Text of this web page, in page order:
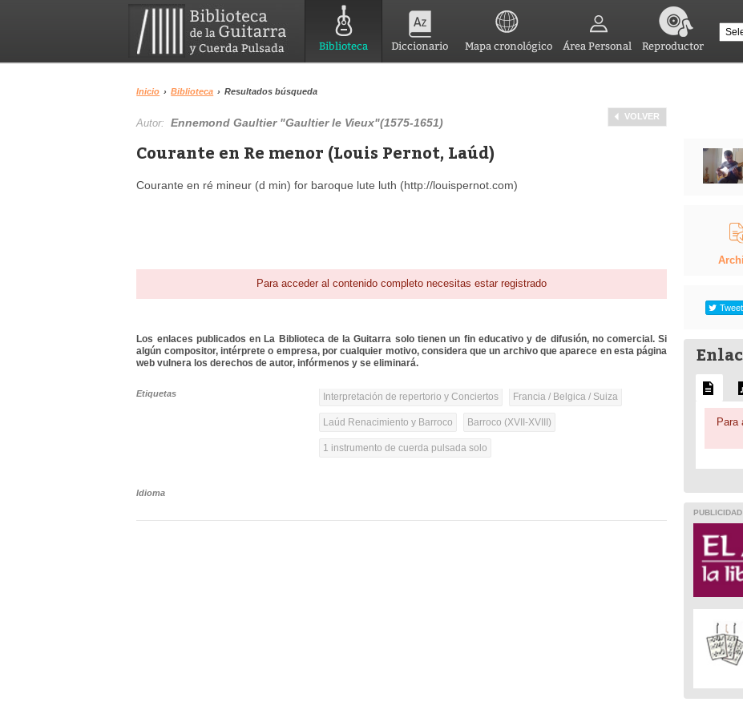
Biblioteca Diccionario Mapa cronológico Área Personal Reproductor
Inicio › Biblioteca › Resultados búsqueda
VOLVER
Autor:Ennemond Gaultier "Gaultier le Vieux"(1575-1651)
Courante en Re menor (Louis Pernot, Laúd)
Courante en ré mineur (d min) for baroque lute luth (http://louispernot.com)
Para acceder al contenido completo necesitas estar registrado
Los enlaces publicados en La Biblioteca de la Guitarra solo tienen un fin educativo y de difusión, no comercial. Si
algún compositor, intérprete o empresa, por cualquier motivo, considera que un archivo que aparece en esta página
web vulnera los derechos de autor, infórmenos y se eliminará.
Etiquetas Interpretación de repertorio y Conciertos Francia / Belgica / Suiza
Laúd Renacimiento y Barroco Barroco (XVII-XVIII)
1 instrumento de cuerda pulsada solo
Idioma
Tweet
Para
PUBLICIDAD